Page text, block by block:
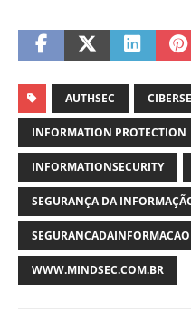
AUTHSEC
INFORMATION PROTECTION
INFORMATIONSECURITY
SEGURANÇA DA
SEGURANCADAINFORMACAO
WWW.MINDSEC.COM.BR